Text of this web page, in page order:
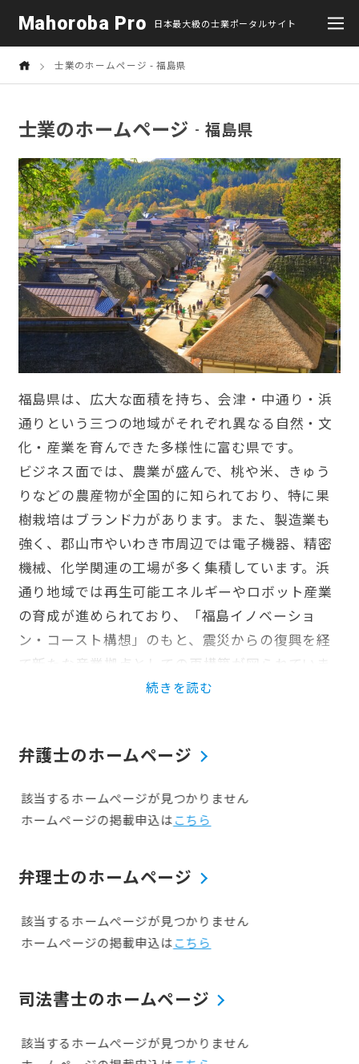
Mahoroba Pro 日本最大級の士業ポータルサイト
士業のホームページ 福島県
士業のホームページ 福島県
福島県は、広大な面積を持ち、会津・中通り・浜
通りという三つの地域がそれぞれ異なる自然・文
化・産業を育んできた多様性に富む県です。
ビジネス面では、農業が盛んで、桃や米、きゅう
りなどの農産物が全国的に知られており、特に果
樹栽培はブランド力があります。また、製造業も
強く、郡山市やいわき市周辺では電子機器、精密
機械、化学関連の工場が多く集積しています。浜
通り地域では再生可能エネルギーやロボット産業
の育成が進められており、「福島イノベーショ
ン・コースト構想」のもと、震災からの復興を経
て新たな産業拠点としての再構築が図られていま
す。交通インフラも新幹線や高速道路が整備され
暮らしの面では、自然と調和した生活が根づいて
ります。地域によって気候や風土が異なるため、
四季折々の表情を楽しみながらのびやかに暮らせ
域のつながりも大切にされています。東日本大震
全への取り組みが続けられており、医療・教育・
子育て支援の充実を図る自治体も増えています。
しいライフスタイルに対応した取り組みも積極的
もに、新たな挑戦と希望を抱きながら、持続可能
弁護士のホームページ
該当するホームぺージが見つかりません
ホームページの掲載申込はこちら
弁理士のホームページ
該当するホームぺージが見つかりません
ホームページの掲載申込はこちら
司法書士のホームページ
該当するホームぺージが見つかりません